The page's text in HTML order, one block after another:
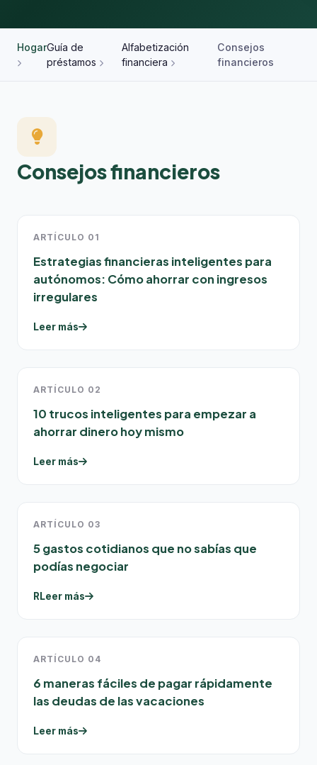
HogarGuía de
préstamos
Alfabetización
financiera
Consejos
financieros
Consejos financieros
ARTÍCULO 01
Estrategias financieras inteligentes para
autónomos: Cómo ahorrar con ingresos
irregulares
Leer más
ARTÍCULO 02
10 trucos inteligentes para empezar a
ahorrar dinero hoy mismo
Leer más
ARTÍCULO 03
5 gastos cotidianos que no sabías que
podías negociar
RLeer más
ARTÍCULO 04
6 maneras fáciles de pagar rápidamente
las deudas de las vacaciones
Leer más